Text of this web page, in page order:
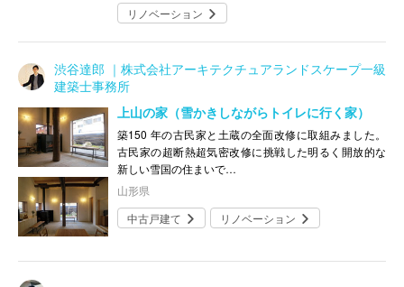
リノベーション
渋谷達郎 ｜株式会社アーキテクチュアランドスケープ一級
建築士事務所
上山の家（雪かきしながらトイレに行く家）
築150 年の古民家と土蔵の全面改修に取組みました。
古民家の超断熱超気密改修に挑戦した明るく開放的な
新しい雪国の住まいで…
山形県
中古戸建て
リノベーション